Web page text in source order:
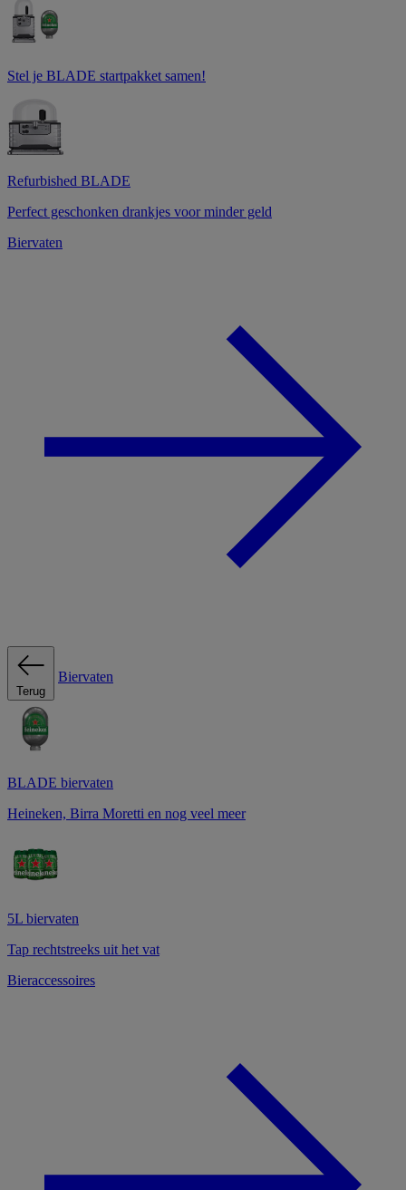
Stel je BLADE startpakket samen!
Refurbished BLADE
Perfect geschonken drankjes voor minder geld
Biervaten
Terug
Biervaten
BLADE biervaten
Heineken, Birra Moretti en nog veel meer
5L biervaten
Tap rechtstreeks uit het vat
Bieraccessoires